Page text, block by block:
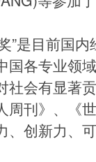
”是目前国
国各专业领
社会有显著
周刊》、《
、创新力、